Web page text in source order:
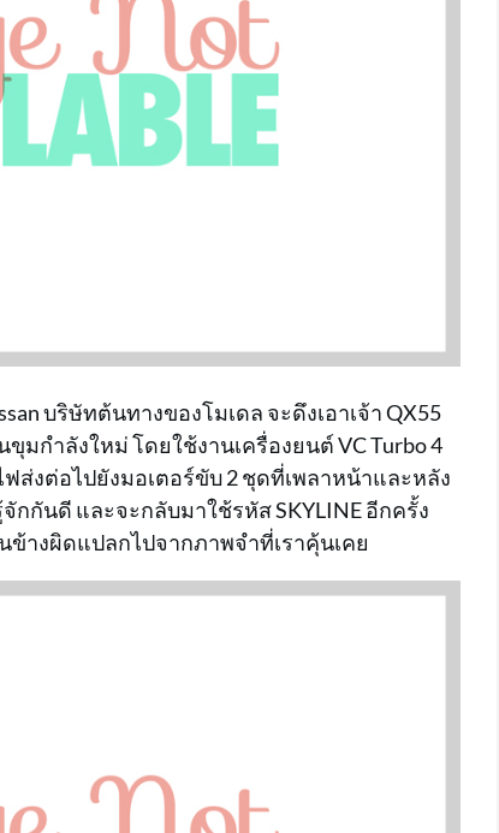
บริษัทต้นทางของโมเดล จะดึงเอาเจ้า QX55
กำลังใหม่ โดยใช้งานเครื่องยนต์ VC Turbo 4
ส่งต่อไปยังมอเตอร์ขับ 2 ชุดที่เพลาหน้าและหลัง
กกันดี และจะกลับมาใช้รหัส SKYLINE อีกครั้ง
ข้างผิดแปลกไปจากภาพจำที่เราคุ้นเคย